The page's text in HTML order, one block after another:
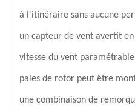
à l'itinéraire sans aucune
un capteur de vent avertit
vitesse du vent
pales de rotor peut être
une combinaison de